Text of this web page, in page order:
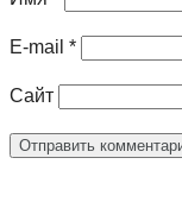
E-mail *
Сайт